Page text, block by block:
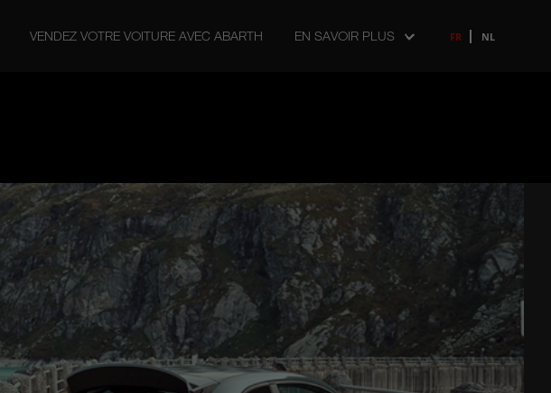
FR NL
VENDEZ VOTRE VOITURE AVEC ABARTH EN SAVOIR PLUS